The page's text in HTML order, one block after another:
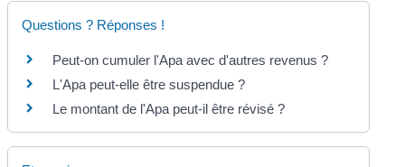
Questions ? Réponses !
Peut-on cumuler l'Apa avec d'autres revenus ?
L'Apa peut-elle être suspendue ?
Le montant de l'Apa peut-il être révisé ?